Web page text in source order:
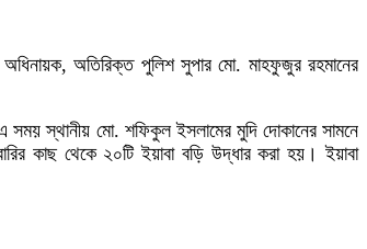
অধিনায়ক, অতিরিক্ত পুলিশ সুপার মো. মাহফুজুর রহমানের
সময় স্থানীয় মো. শফিকুল ইসলামের মুদি দোকানের সামনে
কাছ থেকে ২০টি ইয়াবা বড়ি উদ্ধার করা হয়। ইয়াবা